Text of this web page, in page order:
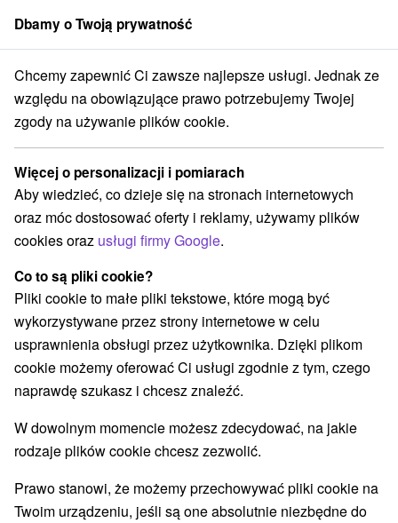
członek grupySorger
Atrakcje na Słowacji Jazda konna Tekov
Jazda konna Tekov
Kategorie
Wszystkie kategorie
Wieże obserwacyjne i chodniki(2)
Túry a turistické chodníky (1) Źródła
Parki miejskie i zamkowe
Zamki(1) Teatry(3) Skanseny(1) Jazda konna
Sporty(1) Zamki, pałace, ruiny(3)
Atrakcje turystyczne(3)
Ośrodki i miasteczka dziecięce(1)
Aquaparki, baseny (1) Wodospady Pomniki
Zabytki techniki
Escaperoom(1) Ogrody botaniczne(1)
Ogrody zoologiczne i fermy zwierząt(1)
Wsie i miasta
Dbamy o Twoją prywatność
Chcemy zapewnić Ci zawsze najlepsze usługi. Jednak ze
względu na obowiązujące prawo potrzebujemy Twojej
zgody na używanie plików cookie.
Więcej o personalizacji i pomiarach
Aby wiedzieć, co dzieje się na stronach internetowych
oraz móc dostosować oferty i reklamy, używamy plików
cookies oraz usługi firmy Google.
Co to są pliki cookie?
Pliki cookie to małe pliki tekstowe, które mogą być
wykorzystywane przez strony internetowe w celu
usprawnienia obsługi przez użytkownika. Dzięki plikom
cookie możemy oferować Ci usługi zgodnie z tym, czego
naprawdę szukasz i chcesz znaleźć.
W dowolnym momencie możesz zdecydować, na jakie
rodzaje plików cookie chcesz zezwolić.
Prawo stanowi, że możemy przechowywać pliki cookie na
Twoim urządzeniu, jeśli są one absolutnie niezbędne do